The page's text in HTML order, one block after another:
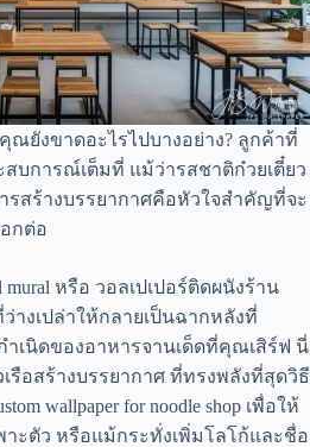
ยังขาดอะไรไปบางอย่าง? ลูกค้าที่
สบการณ์เต็มที่ แม้ว่ารสชาติก๋วยเตี๋ยว
รสร้างบรรยากาศคือหัวใจสำคัญที่จะ
กต่อ
mural หรือ วอลเปเปอร์ติดผนังร้าน
ว่างเปล่าให้กลายเป็นฉากหลังที่
ำเนิดของอาหารจานเด็ดที่คุณเสิร์ฟ นี่
รือสร้างบรรยากาศ ที่ทรงพลังที่สุดวิธี
wallpaper for noodle shop เพื่อให้
ะตัว หรือแม้กระทั่งเพิ่มโลโก้และชื่อ